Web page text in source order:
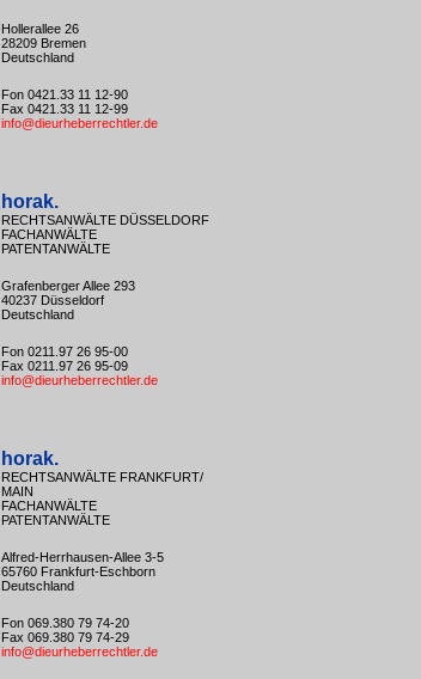
Hollerallee 26
28209 Bremen
Deutschland
Fon 0421.33 11 12-90
Fax 0421.33 11 12-99
info@dieurheberrechtler.de
horak.
RECHTSANWÄLTE DÜSSELDORF
FACHANWÄLTE
PATENTANWÄLTE
Grafenberger Allee 293
40237 Düsseldorf
Deutschland
Fon 0211.97 26 95-00
Fax 0211.97 26 95-09
info@dieurheberrechtler.de
horak.
RECHTSANWÄLTE FRANKFURT/
MAIN
FACHANWÄLTE
PATENTANWÄLTE
Alfred-Herrhausen-Allee 3-5
65760 Frankfurt-Eschborn
Deutschland
Fon 069.380 79 74-20
Fax 069.380 79 74-29
info@dieurheberrechtler.de